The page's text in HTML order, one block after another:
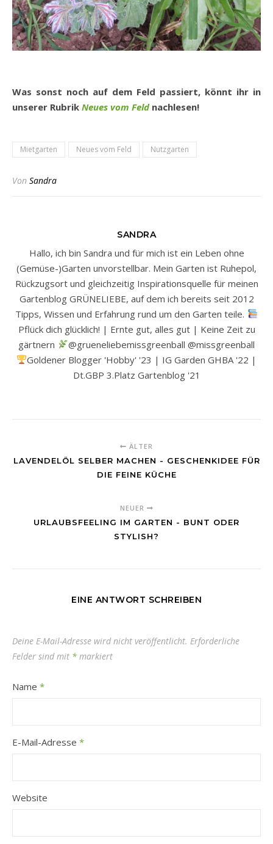
Was sonst noch auf dem Feld passiert, könnt ihr in
unserer Rubrik Neues vom Feld nachlesen!
Mietgarten Neues vom Feld Nutzgarten
Von Sandra
SANDRA
Hallo, ich bin Sandra und für mich ist ein Leben ohne
(Gemüse-)Garten unvorstellbar. Mein Garten ist Ruhepol,
Rückzugsort und gleichzeitig Inspirationsquelle für meinen
Gartenblog GRÜNELIEBE, auf dem ich bereits seit 2012
Tipps, Wissen und Erfahrung rund um den Garten teile.
Pflück dich glücklich! | Ernte gut, alles gut | Keine Zeit zu
gärtnern
@grueneliebemissgreenball @missgreenball
Goldener Blogger 'Hobby' '23 | IG Garden GHBA '22 |
Dt.GBP 3.Platz Gartenblog '21
ÄLTER
LAVENDELÖL SELBER MACHEN - GESCHENKIDEE FÜR
DIE FEINE KÜCHE
NEUER
URLAUBSFEELING IM GARTEN - BUNT ODER
STYLISH?
EINE ANTWORT SCHREIBEN
Deine E-Mail-Adresse wird nicht veröffentlicht. Erforderliche
Felder sind mit * markiert
Name *
E-Mail-Adresse *
Website